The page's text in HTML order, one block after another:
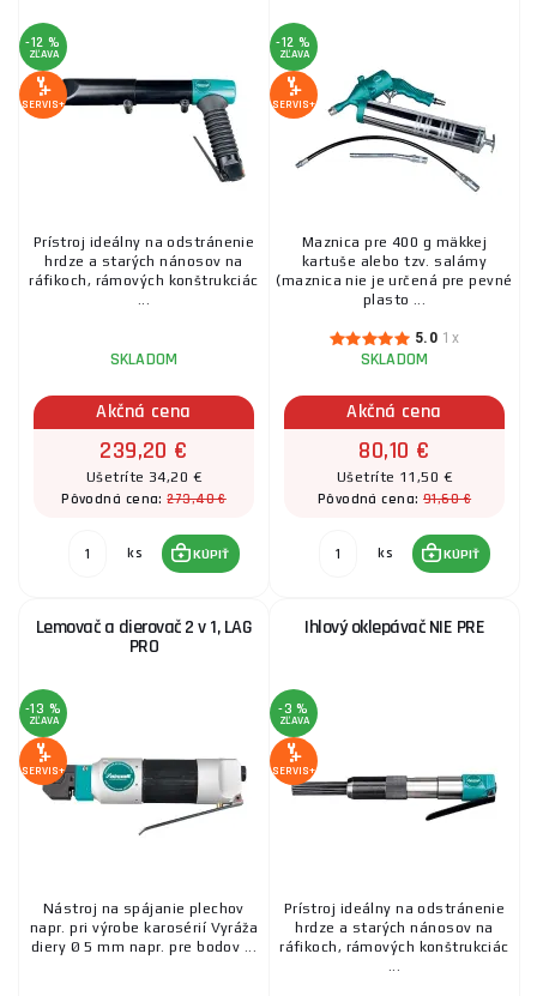
-12 %
ZĽAVA
SERVIS+
Prístroj ideálny na odstránenie
hrdze a starých nánosov na
ráfikoch, rámových konštrukciác
...
SKLADOM
Akčná cena
239,20 €
Ušetríte 34,20 €
Pôvodná cena:273,40 €
ks KÚPIŤ
-12 %
ZĽAVA
SERVIS+
Maznica pre 400 g mäkkej
kartuše alebo tzv. salámy
(maznica nie je určená pre pevné
plasto ...
5.0 1x
SKLADOM
Akčná cena
80,10 €
Ušetríte 11,50 €
Pôvodná cena:91,60 €
ks KÚPIŤ
Lemovač a dierovač 2 v 1, LAG
PRO
-13 %
ZĽAVA
SERVIS+
Nástroj na spájanie plechov
napr. pri výrobe karosérií Vyráža
diery Ø 5 mm napr. pre bodov ...
Ihlový oklepávač NIE PRE
-3 %
ZĽAVA
SERVIS+
Prístroj ideálny na odstránenie
hrdze a starých nánosov na
ráfikoch, rámových konštrukciác
...